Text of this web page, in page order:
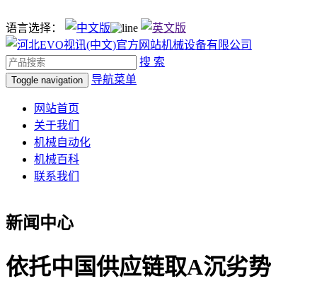
语言选择：
搜 索
Toggle navigation 导航菜单
网站首页
关于我们
机械自动化
机械百科
联系我们
新闻中心
依托中国供应链取A沉劣势